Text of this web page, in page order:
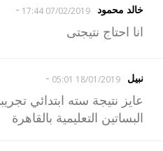
خالد محمود 07/02/2019 17:44
-
انا احتاج نتيجتى
نبيل 18/01/2019 05:01
-
البساتين التعليمية بالقاهرة